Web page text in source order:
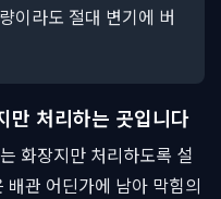
이라도 절대 변기에 버
만 처리하는 곳입니다
화장지만 처리하도록 설
관 어딘가에 남아 막힘의